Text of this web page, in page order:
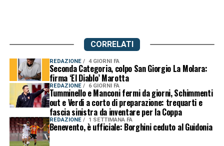
CORRELATI
REDAZIONE 4 GIORNI FA
Seconda Categoria, colpo San Giorgio La Molara:
firma ‘El Diablo’ Marotta
REDAZIONE 6 GIORNI FA
Tumminello e Manconi fermi da giorni, Schimmenti
out e Verdi a corto di preparazione: trequarti e
fascia sinistra da inventare per la Coppa
REDAZIONE 1 SETTIMANA FA
Benevento, è ufficiale: Borghini ceduto al Guidonia